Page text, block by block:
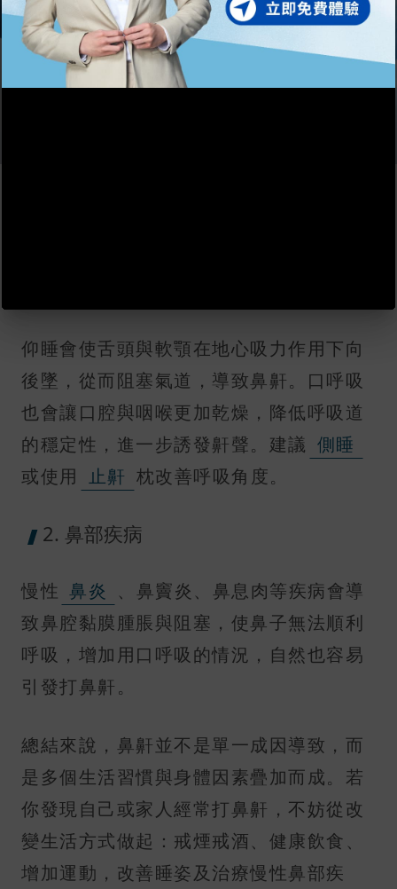
仰睡會使舌頭與軟顎在地心吸力作用下向
後墜，從而阻塞氣道，導致鼻鼾。口呼吸
也會讓口腔與咽喉更加乾燥，降低呼吸道
的穩定性，進一步誘發鼾聲。建議 側睡
或使用
止鼾 枕改善呼吸角度。
2. 鼻部疾病
慢性 鼻炎
、鼻竇炎、鼻息肉等疾病會導
致鼻腔黏膜腫脹與阻塞，使鼻子無法順利
呼吸，增加用口呼吸的情況，自然也容易
引發打鼻鼾。
總結來說，鼻鼾並不是單一成因導致，而
是多個生活習慣與身體因素疊加而成。若
你發現自己或家人經常打鼻鼾，不妨從改
變生活方式做起：戒煙戒酒、健康飲食、
增加運動，改善睡姿及治療慢性鼻部疾